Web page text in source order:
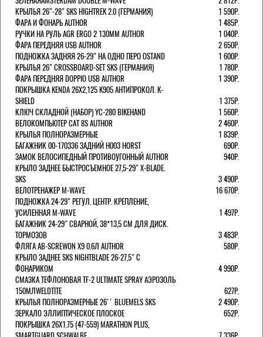
КРЫЛЬЯ 26"-28" SKS HIGHTREK 2.0 (ГЕРМАНИЯ)
1 590Р.
ФАРА И ФОНАРЬ AUTHOR
1 485Р.
РУЧКИ НА РУЛЬ AGR ERGO 2 130ММ AUTHOR
1 040Р.
ФАРА ПЕРЕДНЯЯ USB AUTHOR
2 650Р.
ПОДНОЖКА ЗАДНЯЯ 26-29" НА ОДНО ПЕРО OSTAND
1 600Р.
КРЫЛЬЯ 26" CROSSBOARD-SET SKS (ГЕРМАНИЯ)
1 780Р.
ФАРА ПЕРЕДНЯЯ DOPPIO USB AUTHOR
1 390Р.
ПОКРЫШКА KENDA 26Х2,125 K905 АНТИПРОКОЛ. K-
SHIELD
1 375Р.
КЛЮЧ СКЛАДНОЙ (НАБОР) YC-280 BIKEHAND
1 560Р.
ВЕЛОКОМПЬЮТЕР CAT 8S AUTHOR
2 460Р.
КРЫЛЬЯ ПОЛНОРАЗМЕРНЫЕ
1 839Р.
БАГАЖНИК 00-170336 ЗАДНИЙ H003 HORST
690Р.
ЗАМОК ВЕЛОСИПЕДНЫЙ ПРОТИВОУГОННЫЙ AUTHOR
940Р.
КРЫЛО ЗАДНЕЕ БЫСТРОСЪЕМНОЕ 27,5-29" X-BLADE.
SKS
3 490Р.
ВЕЛОТРЕНАЖЕР M-WAVE
16 670Р.
ПОДНОЖКА 24-29" РЕГУЛ. ЦЕНТР. КРЕПЛЕНИЕ,
УСИЛЕННАЯ M-WAVE
1 497Р.
БАГАЖНИК 24-29" СВАРНОЙ, 38*13,5 СМ ДЛЯ ДИСК.
ТОРМОЗОВ
3 483Р.
ФЛЯГА AB-SCREWON X9 0.6Л AUTHOR
580Р.
КРЫЛО ЗАДНЕЕ SKS NIGHTBLADE 26-27,5" С
ФОНАРИКОМ
4 990Р.
СМАЗКА ТЕФЛОНОВАЯ TF-2 ULTIMATE SPRAY АЭРОЗОЛЬ
150МЛWELDTITE
627Р.
КРЫЛЬЯ ПОЛНОРАЗМЕРНЫЕ 26'' BLUEMELS SKS
2 490Р.
ЗЕРКАЛО ЭЛЛИПТИЧЕСКОЕ ПЛОСКОЕ
652Р.
ПОКРЫШКА 26X1.75 (47-559) MARATHON PLUS,